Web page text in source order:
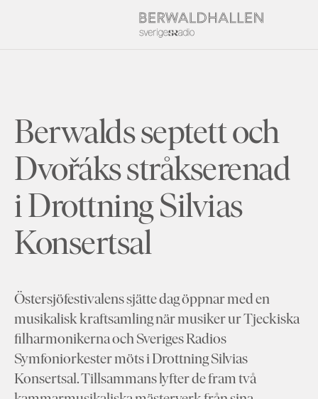
Berwalds septett och
Dvořáks stråkserenad
i Drottning Silvias
Konsertsal
Östersjöfestivalens sjätte dag öppnar med en
musikalisk kraftsamling när musiker ur Tjeckiska
filharmonikerna och Sveriges Radios
Symfoniorkester möts i Drottning Silvias
Konsertsal. Tillsammans lyfter de fram två